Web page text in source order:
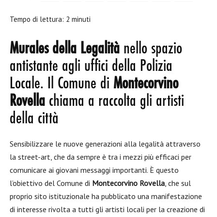
Tempo di lettura: 2 minuti
Murales della Legalità nello spazio
antistante agli uffici della Polizia
Locale. Il Comune di Montecorvino
Rovella chiama a raccolta gli artisti
della città
Sensibilizzare le nuove generazioni alla legalità attraverso
la street-art, che da sempre è tra i mezzi più efficaci per
comunicare ai giovani messaggi importanti. È questo
l’obiettivo del Comune di Montecorvino Rovella, che sul
proprio sito istituzionale ha pubblicato una manifestazione
di interesse rivolta a tutti gli artisti locali per la creazione di